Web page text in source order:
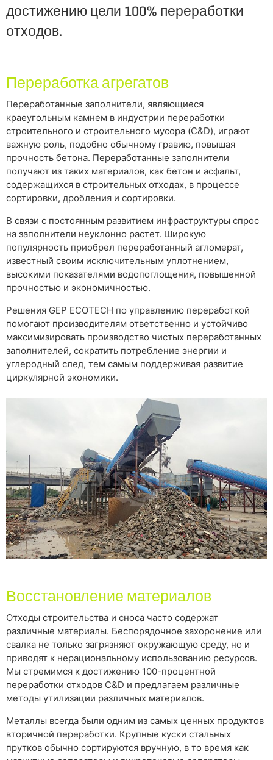
достижению цели 100% переработки
отходов.
Переработка агрегатов
Переработанные заполнители, являющиеся
краеугольным камнем в индустрии переработки
строительного и строительного мусора (C&D), играют
важную роль, подобно обычному гравию, повышая
прочность бетона. Переработанные заполнители
получают из таких материалов, как бетон и асфальт,
содержащихся в строительных отходах, в процессе
сортировки, дробления и сортировки.
В связи с постоянным развитием инфраструктуры спрос
на заполнители неуклонно растет. Широкую
популярность приобрел переработанный агломерат,
известный своим исключительным уплотнением,
высокими показателями водопоглощения, повышенной
прочностью и экономичностью.
Решения GEP ECOTECH по управлению переработкой
помогают производителям ответственно и устойчиво
максимизировать производство чистых переработанных
заполнителей, сократить потребление энергии и
углеродный след, тем самым поддерживая развитие
циркулярной экономики.
Восстановление материалов
Отходы строительства и сноса часто содержат
различные материалы. Беспорядочное захоронение или
свалка не только загрязняют окружающую среду, но и
приводят к нерациональному использованию ресурсов.
Мы стремимся к достижению 100-процентной
переработки отходов C&D и предлагаем различные
методы утилизации различных материалов.
Металлы всегда были одним из самых ценных продуктов
вторичной переработки. Крупные куски стальных
прутков обычно сортируются вручную, в то время как